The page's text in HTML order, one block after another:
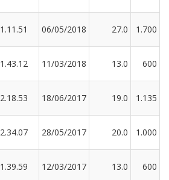
1.11.51 06/05/2018 27.0 1.700
1.43.12 11/03/2018 13.0 600
2.18.53 18/06/2017 19.0 1.135
2.34.07 28/05/2017 20.0 1.000
1.39.59 12/03/2017 13.0 600